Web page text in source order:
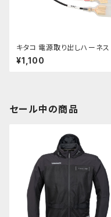
キタコ 電源取り出しハーネ
B350/S etc【 756-900018
0】
¥1,100
セール中の商品